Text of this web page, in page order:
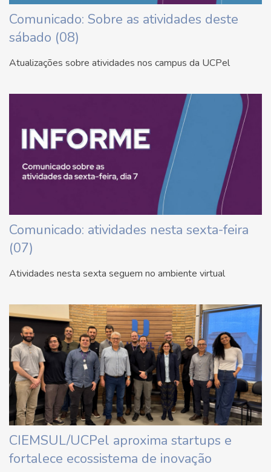
Comunicado: Sobre as atividades deste
sábado (08)
Atualizações sobre atividades nos campus da UCPel
Comunicado: atividades nesta sexta-feira
(07)
Atividades nesta sexta seguem no ambiente virtual
CIEMSUL/UCPel aproxima startups e
fortalece ecossistema de inovação